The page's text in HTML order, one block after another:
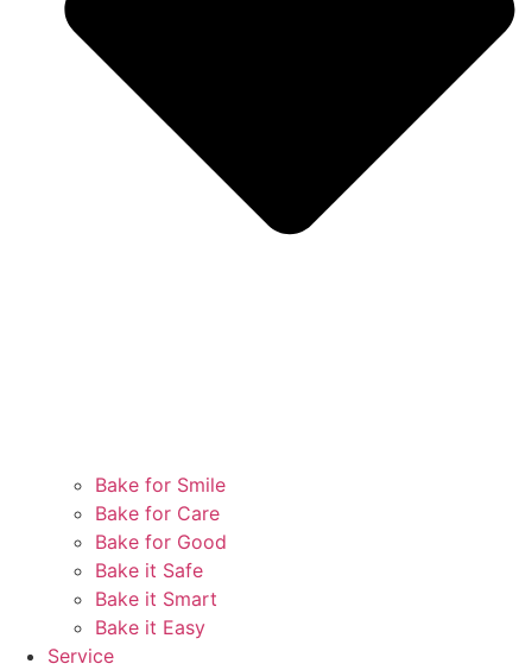
Bake for Smile
Bake for Care
Bake for Good
Bake it Safe
Bake it Smart
Bake it Easy
Service